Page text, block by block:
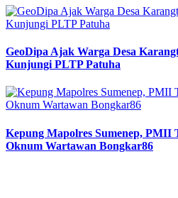
GeoDipa Ajak Warga Desa
Kunjungi PLTP Patuha
Kepung Mapolres Sumenep, PMII
Oknum Wartawan Bongkar86